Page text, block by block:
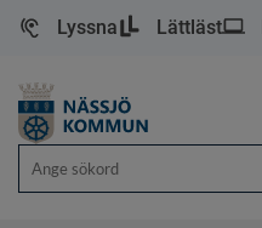
Lyssna Lättläst